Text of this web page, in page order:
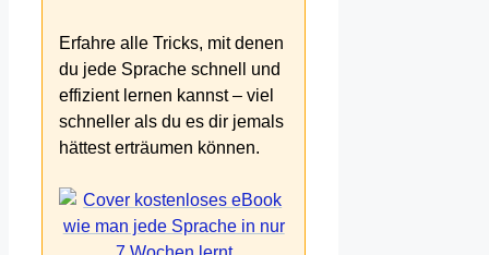
Erfahre alle Tricks, mit denen
du jede Sprache schnell und
effizient lernen kannst – viel
schneller als du es dir jemals
hättest erträumen können.